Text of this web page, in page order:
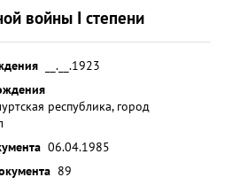
войны I степени
__.__.1923
республика, город
06.04.1985
89